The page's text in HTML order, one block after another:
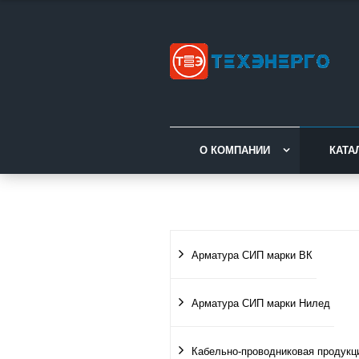
О КОМПАНИИ
Арматура СИП марки ВК
Арматура СИП марки Нилед
Кабельно-проводниковая